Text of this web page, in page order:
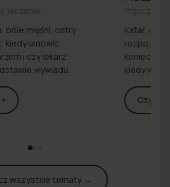
leczenie
bóle mięśni, ostry
kiedy umówić
i czy lekarz
wywiadu.
Przyczyny,
Katar,
rozpoznaj
konieczna
kiedy
Czytaj
wszystkie tematy →